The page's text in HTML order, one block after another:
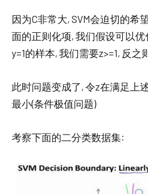
因为C非常大, SVM会迫切的希
面的正则化项, 我们假设可以优
y=1的样本, 我们需要z>=1, 反之
此时问题变成了, 令z在满足上
最小(条件极值问题)
考察下面的二分类数据集: